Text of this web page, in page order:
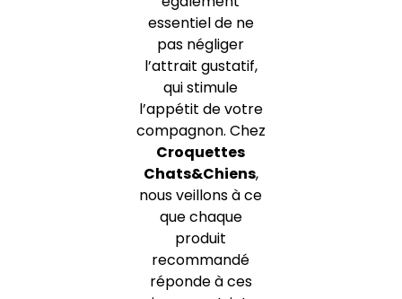
essentiel de ne
pas négliger
l’attrait gustatif,
qui stimule
l’appétit de votre
compagnon. Chez
Croquettes
Chats&Chiens,
nous veillons à ce
que chaque
produit
recommandé
réponde à ces